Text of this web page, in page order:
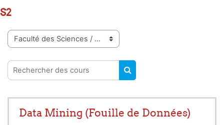
S2
Catégories de cours
Rechercher des cours
RECHERCHER DES
Data Mining (Fouille de Données)